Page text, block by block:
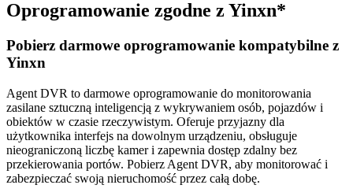
Oprogramowanie zgodne z Yinxn*
Pobierz darmowe oprogramowanie kompatybilne z
Yinxn
Agent DVR to darmowe oprogramowanie do monitorowania
zasilane sztuczną inteligencją z wykrywaniem osób, pojazdów i
obiektów w czasie rzeczywistym. Oferuje przyjazny dla
użytkownika interfejs na dowolnym urządzeniu, obsługuje
nieograniczoną liczbę kamer i zapewnia dostęp zdalny bez
przekierowania portów. Pobierz Agent DVR, aby monitorować i
zabezpieczać swoją nieruchomość przez całą dobę.